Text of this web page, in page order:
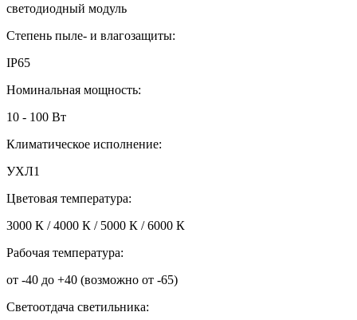
светодиодный модуль
Степень пыле- и влагозащиты:
IP65
Номинальная мощность:
10 - 100 Вт
Климатическое исполнение:
УХЛ1
Цветовая температура:
3000 К / 4000 К / 5000 К / 6000 К
Рабочая температура:
от -40 до +40 (возможно от -65)
Светоотдача светильника: